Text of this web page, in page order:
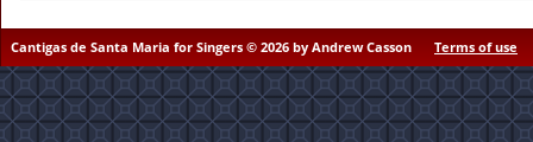
Cantigas de Santa Maria for Singers © 2026 by Andrew Casson Terms of use